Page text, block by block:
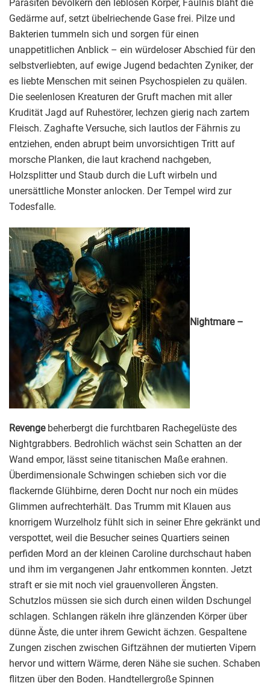
Parasiten bevölkern den leblosen Körper, Fäulnis bläht die
Gedärme auf, setzt übelriechende Gase frei. Pilze und
Bakterien tummeln sich und sorgen für einen
unappetitlichen Anblick – ein würdeloser Abschied für den
selbstverliebten, auf ewige Jugend bedachten Zyniker, der
es liebte Menschen mit seinen Psychospielen zu quälen.
Die seelenlosen Kreaturen der Gruft machen mit aller
Krudität Jagd auf Ruhestörer, lechzen gierig nach zartem
Fleisch. Zaghafte Versuche, sich lautlos der Fährnis zu
entziehen, enden abrupt beim unvorsichtigen Tritt auf
morsche Planken, die laut krachend nachgeben,
Holzsplitter und Staub durch die Luft wirbeln und
unersättliche Monster anlocken. Der Tempel wird zur
Todesfalle.
Nightmare –
Revengebeherbergt die furchtbaren Rachegelüste des
Nightgrabbers. Bedrohlich wächst sein Schatten an der
Wand empor, lässt seine titanischen Maße erahnen.
Überdimensionale Schwingen schieben sich vor die
flackernde Glühbirne, deren Docht nur noch ein müdes
Glimmen aufrechterhält. Das Trumm mit Klauen aus
knorrigem Wurzelholz fühlt sich in seiner Ehre gekränkt und
verspottet, weil die Besucher seines Quartiers seinen
perfiden Mord an der kleinen Caroline durchschaut haben
und ihm im vergangenen Jahr entkommen konnten. Jetzt
straft er sie mit noch viel grauenvolleren Ängsten.
Schutzlos müssen sie sich durch einen wilden Dschungel
schlagen. Schlangen räkeln ihre glänzenden Körper über
dünne Äste, die unter ihrem Gewicht ächzen. Gespaltene
Zungen zischen zwischen Giftzähnen der mutierten Vipern
hervor und wittern Wärme, deren Nähe sie suchen. Schaben
flitzen über den Boden. Handtellergroße Spinnen